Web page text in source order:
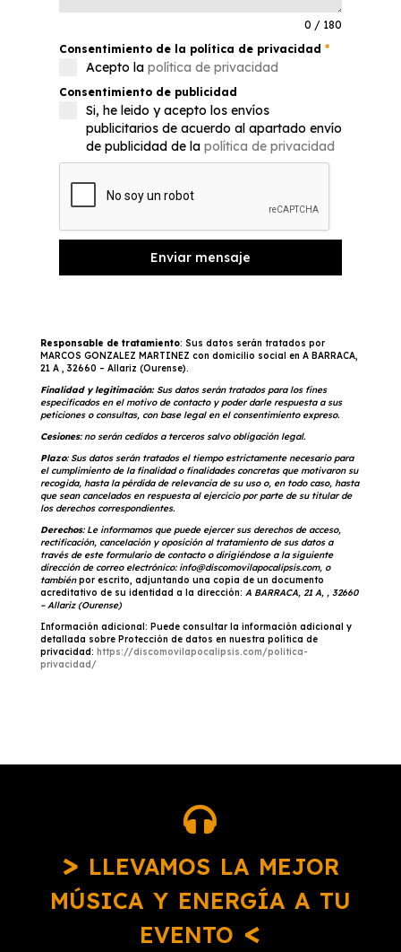
0 / 180
Consentimiento de la política de privacidad *
Acepto la política de privacidad
Consentimiento de publicidad
Si, he leido y acepto los envíos
publicitarios de acuerdo al apartado envío
de publicidad de la política de privacidad
Enviar mensaje
Responsable de tratamiento: Sus datos serán tratados por
MARCOS GONZALEZ MARTINEZ con domicilio social en A BARRACA,
21 A , 32660 – Allariz (Ourense).
Finalidad y legitimación:Sus datos serán tratados para los fines
especificados en el motivo de contacto y poder darle respuesta a sus
peticiones o consultas, con base legal en el consentimiento expreso.
Cesiones: no serán cedidos a terceros salvo obligación legal.
Plazo: Sus datos serán tratados el tiempo estrictamente necesario para
el cumplimiento de la finalidad o finalidades concretas que motivaron su
recogida, hasta la pérdida de relevancia de su uso o, en todo caso, hasta
que sean cancelados en respuesta al ejercicio por parte de su titular de
los derechos correspondientes.
Derechos: Le informamos que puede ejercer sus derechos de acceso,
rectificación, cancelación y oposición al tratamiento de sus datos a
través de este formulario de contacto o dirigiéndose a la siguiente
dirección de correo electrónico: info@discomovilapocalipsis.com, o
tambiénpor escrito, adjuntando una copia de un documento
acreditativo de su identidad a la dirección: A BARRACA, 21 A, , 32660
– Allariz (Ourense)
Información adicional: Puede consultar la información adicional y
detallada sobre Protección de datos en nuestra política de
privacidad: https://discomovilapocalipsis.com/politica-
privacidad/

> llevamos la mejor
música y energía a tu
evento <